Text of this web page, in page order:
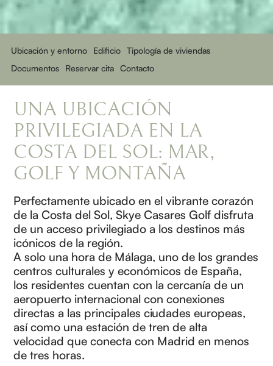
Ubicación y entorno Edificio
Tipología de viviendas
Documentos
Reservar cita Contacto
UNA UBICACIÓN
PRIVILEGIADA EN LA
COSTA DEL SOL: MAR,
GOLF Y MONTAÑA
Perfectamente ubicado en el vibrante corazón
de la Costa del Sol, Skye Casares Golf disfruta
de un acceso privilegiado a los destinos más
icónicos de la región.
A solo una hora de Málaga, uno de los grandes
centros culturales y económicos de España,
los residentes cuentan con la cercanía de un
aeropuerto internacional con conexiones
directas a las principales ciudades europeas,
así como una estación de tren de alta
velocidad que conecta con Madrid en menos
de tres horas.